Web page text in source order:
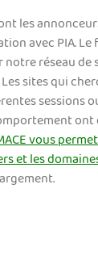
les
avec PIA.
réseau de
sites qui
sessions
ont
vous
et les